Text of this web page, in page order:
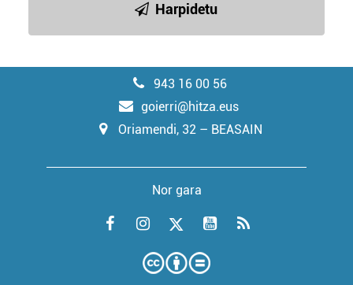
Harpidetu
943 16 00 56
goierri@hitza.eus
Oriamendi, 32 – BEASAIN
Nor gara